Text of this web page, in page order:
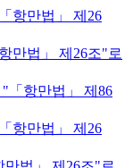
항만법」 제26
만법」 제26조"로
「항만법」 제86
항만법」 제26